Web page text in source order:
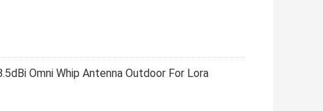
Omni Whip Antenna Outdoor For Lora